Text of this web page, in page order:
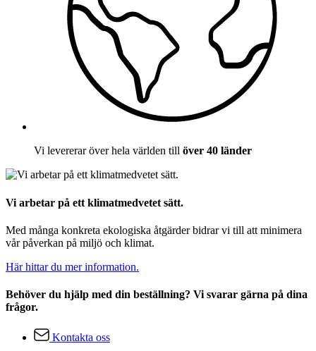
Vi levererar över hela världen till över 40 länder
Vi arbetar på ett klimatmedvetet sätt.
Med många konkreta ekologiska åtgärder bidrar vi till att minimera
vår påverkan på miljö och klimat.
Här hittar du mer information.
Behöver du hjälp med din beställning? Vi svarar gärna på dina
frågor.
Kontakta oss